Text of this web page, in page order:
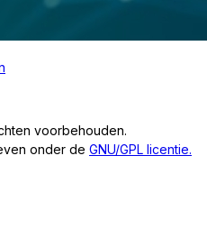
voorbehouden.
onder de GNU/GPL licentie.